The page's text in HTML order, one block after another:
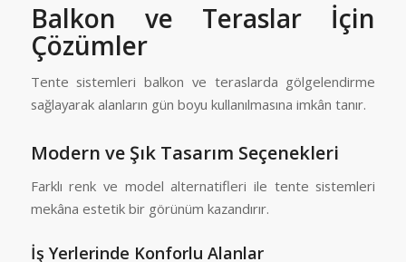
Balkon ve Teraslar İçin
Çözümler
Tente sistemleri balkon ve teraslarda gölgelendirme
sağlayarak alanların gün boyu kullanılmasına imkân tanır.
Modern ve Şık Tasarım Seçenekleri
Farklı renk ve model alternatifleri ile tente sistemleri
mekâna estetik bir görünüm kazandırır.
İş Yerlerinde Konforlu Alanlar